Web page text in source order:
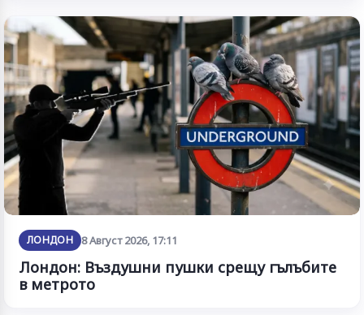
ЛОНДОН 8 Август 2026, 17:11
Лондон: Въздушни пушки срещу гълъбите
в метрото